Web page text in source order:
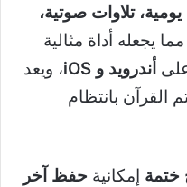
تلاوات صوتية،
مما يجعله أداة مثالية
أندرويد و
، ويعد
القرآن بانتظام
ختمة إمكانية حفظ آخر